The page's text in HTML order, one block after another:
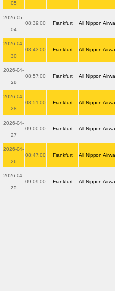
05
2026-05-
04
08:39:00 Frankfurt All Nippon
2026-04-
30
08:43:00 Frankfurt All Nippon
2026-04-
29
08:57:00 Frankfurt All Nippon
2026-04-
28
08:51:00 Frankfurt All Nippon
2026-04-
27
09:00:00 Frankfurt All Nippon
2026-04-
26
08:47:00 Frankfurt All Nippon
2026-04-
25
09:09:00 Frankfurt All Nippon